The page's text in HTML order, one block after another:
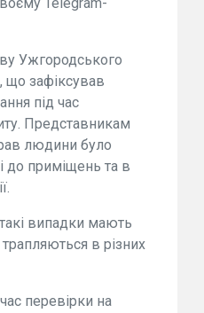
Ужгородського
що зафіксував
під час
Представникам
людини було
до приміщень та в
випадки мають
в різних
перевірки на